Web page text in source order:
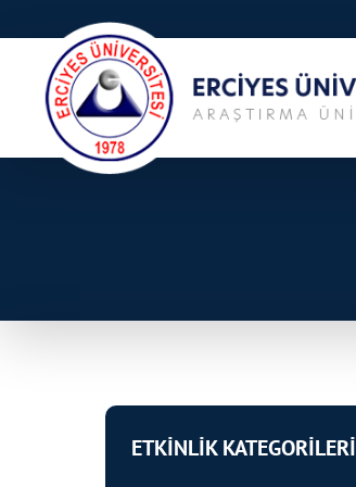
ETKİNLİK KATEGORİLERİ